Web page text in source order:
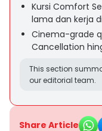
Kursi Comfort
lama dan kerja
Cinema-grade
Cancellation
This section
our editorial team.
Share Article